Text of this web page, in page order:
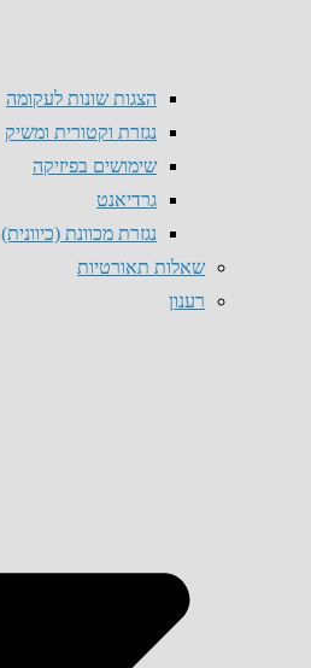
הצגות שונות לעקומה
נגזרת וקטורית ומשיק
שימושים בפיזיקה
גרדיאנט
נגזרת מכוונת (כיוונית)
שאלות תאורטיות
רענון